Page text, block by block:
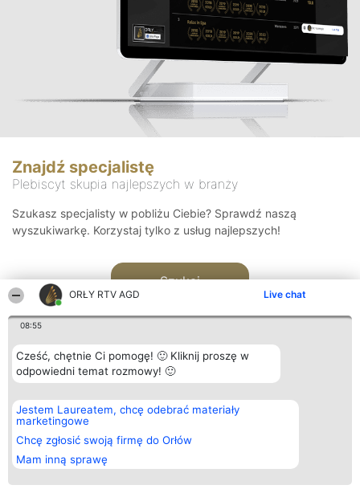
ORŁY RTV AGD Live chat
08:55
Cześć, chętnie Ci pomogę! 🙂 Kliknij proszę w
odpowiedni temat rozmowy! 🙂
Jestem Laureatem, chcę odebrać materiały
marketingowe
Chcę zgłosić swoją firmę do Orłów
Mam inną sprawę
Znajdź specjalistę
Plebiscyt skupia najlepszych w branży
Szukasz specjalisty w pobliżu Ciebie? Sprawdź naszą
wyszukiwarkę. Korzystaj tylko z usług najlepszych!
Szukaj
Organizator plebiscytu
Bright Side Solutions sp. z o.
o. sp. k.
ul. Ruska 22
Wrocław 50-079
KRS 0000749100 | Regon
381313360 | NIP 8943132676
Plebiscyt
Laureaci
wszystkich
Laureatów
Regulamin
Kontakt
Kontakt